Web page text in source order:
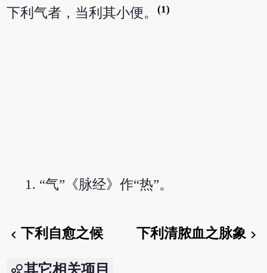
下利气者，当利其小便。(1)
“气”《脉经》作“热”。
chevron_left 下利自愈之候 下利清脓血之脉象chevron_right
其它相关项目